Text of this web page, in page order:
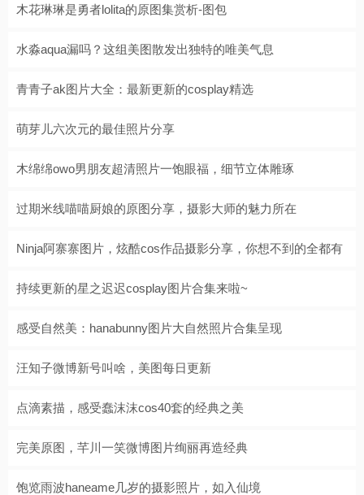
木花琳琳是勇者lolita的原图集赏析-图包
水淼aqua漏吗？这组美图散发出独特的唯美气息
青青子ak图片大全：最新更新的cosplay精选
萌芽儿六次元的最佳照片分享
木绵绵owo男朋友超清照片一饱眼福，细节立体雕琢
过期米线喵喵厨娘的原图分享，摄影大师的魅力所在
Ninja阿寨寨图片，炫酷cos作品摄影分享，你想不到的全都有
持续更新的星之迟迟cosplay图片合集来啦~
感受自然美：hanabunny图片大自然照片合集呈现
汪知子微博新号叫啥，美图每日更新
点滴素描，感受蠢沫沫cos40套的经典之美
完美原图，芊川一笑微博图片绚丽再造经典
饱览雨波haneame几岁的摄影照片，如入仙境